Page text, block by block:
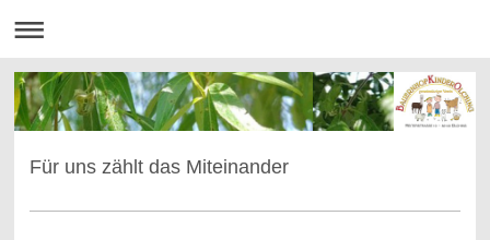
Für uns zählt das Miteinander